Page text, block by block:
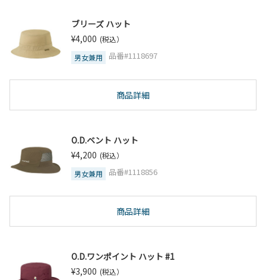
ブリーズ ハット
¥4,000 (税込）
男女兼用
品番#1118697
商品詳細
O.D.ベント ハット
¥4,200 (税込）
男女兼用
品番#1118856
商品詳細
O.D.ワンポイント ハット #1
¥3,900 (税込）